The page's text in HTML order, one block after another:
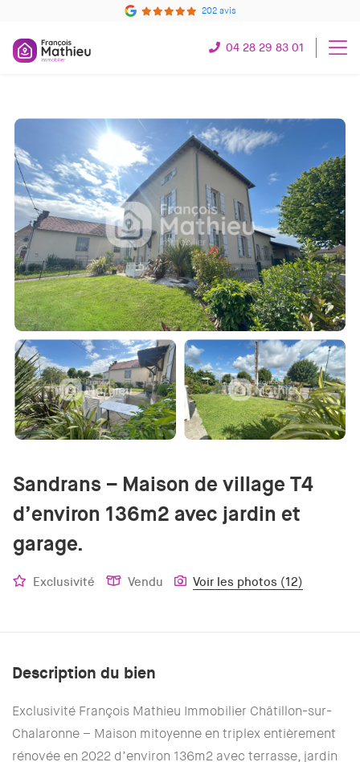
202 avis
04 28 29 83 01
Sandrans – Maison de village T4
d’environ 136m2 avec jardin et
garage.
Exclusivité Vendu Voir les photos (12)
Description du bien
Exclusivité François Mathieu Immobilier Châtillon-sur-
Chalaronne – Maison mitoyenne en triplex entièrement
rénovée en 2022 d’environ 136m2 avec terrasse, jardin